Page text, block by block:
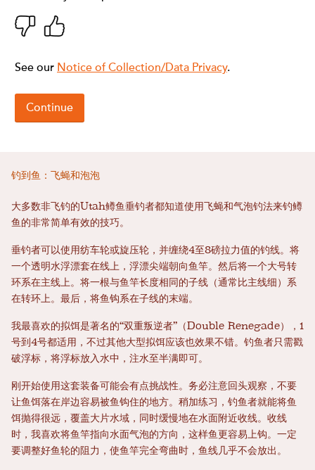
钓到鱼：飞蝇和泡泡
大多数非飞钓的Utah鳟鱼垂钓者都知道使用飞蝇和气泡钓法来钓鳟
鱼的非常简单有效的技巧。
垂钓者可以使用纺车轮或旋压轮，并缠绕4至8磅拉力值的钓线。将
一个透明水浮漂套在线上，浮漂尖端朝向鱼竿。然后将一个大号转
环系在主线上。将一根与鱼竿长度相同的子线（通常比主线细）系
在转环上。最后，将鱼钩系在子线的末端。
我最喜欢的拟饵是著名的“双重叛逆者”（Double Renegade），1
号到4号都适用，不过其他大型拟饵应该也效果不错。钓鱼者只需戳
破浮标，将浮标放入水中，注水至半满即可。
刚开始使用这套装备可能会有点挑战性。务必注意回头观察，不要
让鱼饵落在岸边容易被鱼钩住的地方。稍加练习，钓鱼者就能将鱼
饵抛得很远，覆盖大片水域，同时缓慢地在水面附近收线。收线
时，我喜欢将鱼竿指向水面气泡的方向，这样鱼更容易上钩。一定
要调整好鱼轮的阻力，使鱼竿完全弯曲时，鱼线几乎不会放出。